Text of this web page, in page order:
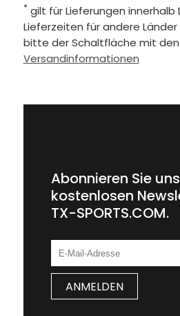
* gilt für Lieferungen innerhalb
Lieferzeiten für andere
bitte der Schaltfläche mit den
Versandinformationen
Abonnieren Sie
kostenlosen
TX-SPORTS.COM.